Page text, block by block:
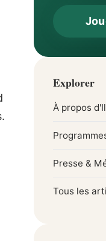
Explorer
À propos
Presse &
Tous les